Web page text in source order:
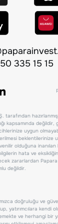
335 15 15
kapsamında
uygun
beklentilerinize
olduğuna inanılan
hata ve
zararlardan
değildir.
doğruluğu ve
yatırımcılara kendi
ve herhangi bir